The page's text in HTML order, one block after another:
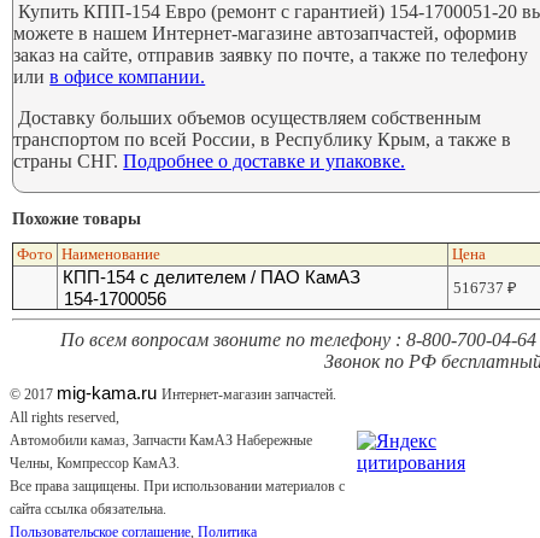
Купить КПП-154 Евро (ремонт с гарантией) 154-1700051-20
можете в нашем Интернет-магазине автозапчастей, оформив
заказ на сайте, отправив заявку по почте, а также по телефону
илив офисе компании.
Доставку больших объемов осуществляем собственным
транспортом по всей России, в Республику Крым, а также в
страны СНГ.Подробнее о доставке и упаковке.
Похожие товары
Фото Наименование Цена
КПП-154 с делителем / ПАО КамАЗ
154-1700056
516737₽
По всем вопросам звоните по телефону : 8-800-700-04-64
Звонок по РФ
© 2017 mig-kama.ru Интернет-магазин запчастей.
All rights reserved,
Автомобили камаз, Запчасти КамАЗ Набережные
Челны, Компрессор КамАЗ.
Все права защищены. При использовании материалов с
сайта ссылка обязательна.
Пользовательское соглашение, Политика